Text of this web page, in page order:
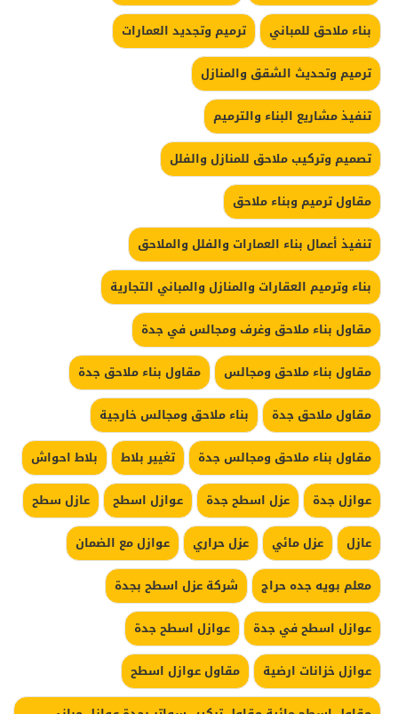
بناء ملاحق للمباني
ترميم وتجديد العمارات
ترميم وتحديث الشقق والمنازل
تنفيذ مشاريع البناء والترميم
تصميم وتركيب ملاحق للمنازل والفلل
مقاول ترميم وبناء ملاحق
تنفيذ أعمال بناء العمارات والفلل والملاحق
بناء وترميم العقارات والمنازل والمباني التجارية
مقاول بناء ملاحق وغرف ومجالس في جدة
مقاول بناء ملاحق ومجالس
مقاول بناء ملاحق جدة
مقاول ملاحق جدة
بناء ملاحق ومجالس خارجية
مقاول بناء ملاحق ومجالس جدة
تغيير بلاط
بلاط احواش
عوازل جدة
عزل اسطح جدة عوازل اسطح
عازل سطح
عازل
عزل مائي عزل حراري
عوازل مع الضمان
معلم بويه جده حراج
شركة عزل اسطح بجدة
عوازل اسطح في جدة
عوازل اسطح جدة
عوازل خزانات ارضية
مقاول عوازل اسطح